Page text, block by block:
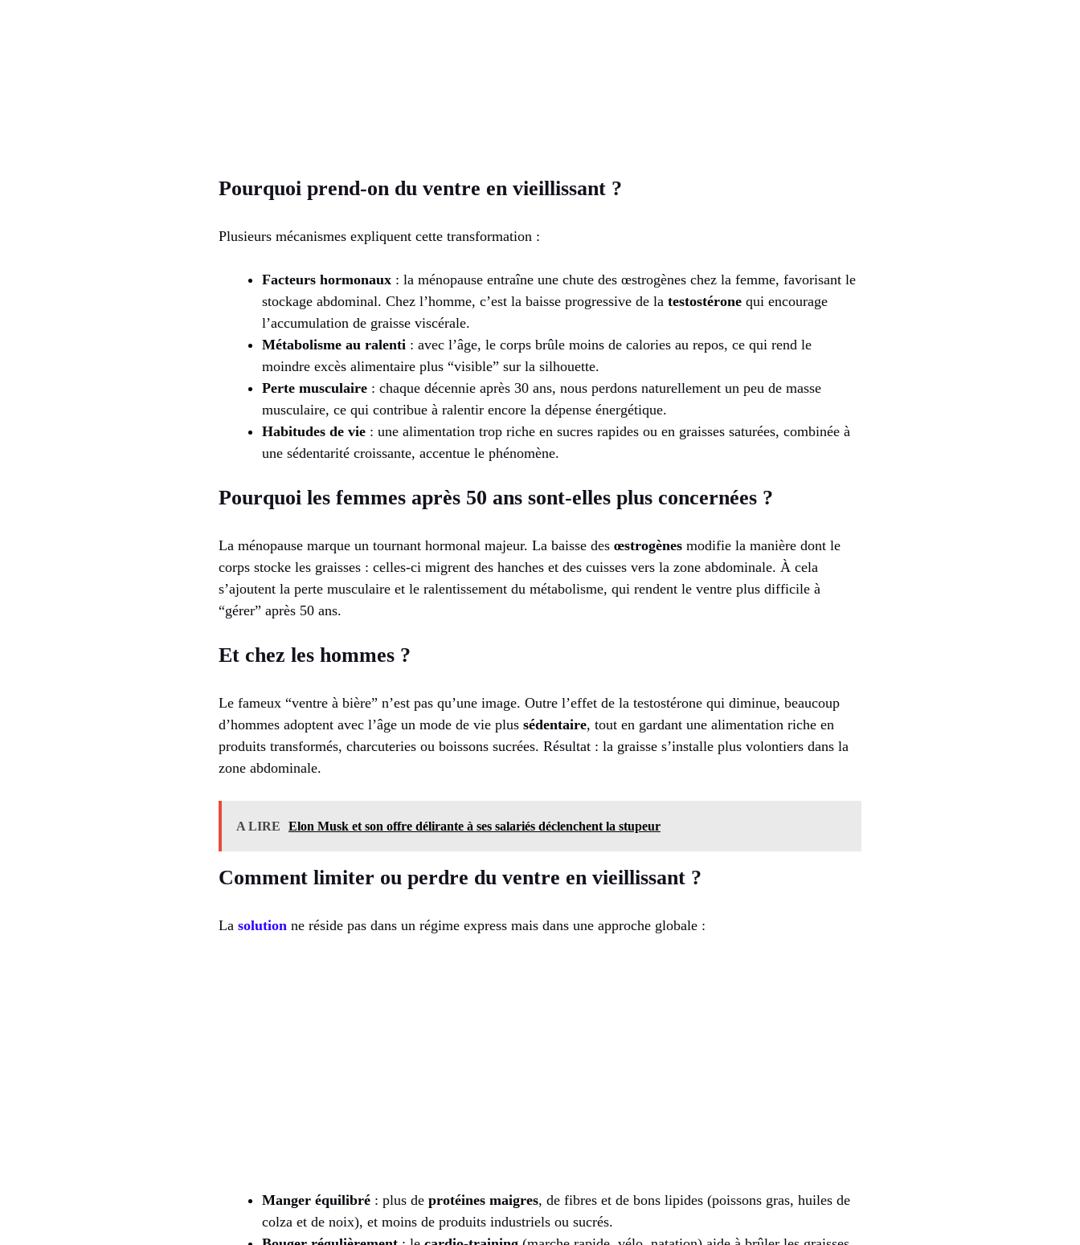
Pourquoi prend-on du ventre en vieillissant ?
Plusieurs mécanismes expliquent cette transformation :
Facteurs hormonaux : la ménopause entraîne une chute des œstrogènes chez la femme, favorisant le
stockage abdominal. Chez l’homme, c’est la baisse progressive de la testostérone qui encourage
l’accumulation de graisse viscérale.
Métabolisme au ralenti : avec l’âge, le corps brûle moins de calories au repos, ce qui rend le
moindre excès alimentaire plus “visible” sur la silhouette.
Perte musculaire : chaque décennie après 30 ans, nous perdons naturellement un peu de masse
musculaire, ce qui contribue à ralentir encore la dépense énergétique.
Habitudes de vie : une alimentation trop riche en sucres rapides ou en graisses saturées, combinée à
une sédentarité croissante, accentue le phénomène.
Pourquoi les femmes après 50 ans sont-elles plus concernées ?
La ménopause marque un tournant hormonal majeur. La baisse des œstrogènes modifie la manière dont le
corps stocke les graisses : celles-ci migrent des hanches et des cuisses vers la zone abdominale. À cela
s’ajoutent la perte musculaire et le ralentissement du métabolisme, qui rendent le ventre plus difficile à
“gérer” après 50 ans.
Et chez les hommes ?
Le fameux “ventre à bière” n’est pas qu’une image. Outre l’effet de la testostérone qui diminue, beaucoup
d’hommes adoptent avec l’âge un mode de vie plus sédentaire, tout en gardant une alimentation riche en
produits transformés, charcuteries ou boissons sucrées. Résultat : la graisse s’installe plus volontiers dans la
zone abdominale.
A LIRE Elon Musk et son offre délirante à ses salariés déclenchent la stupeur
Comment limiter ou perdre du ventre en vieillissant ?
La solution ne réside pas dans un régime express mais dans une approche globale :
Manger équilibré : plus de protéines maigres, de fibres et de bons lipides (poissons gras, huiles de
colza et de noix), et moins de produits industriels ou sucrés.